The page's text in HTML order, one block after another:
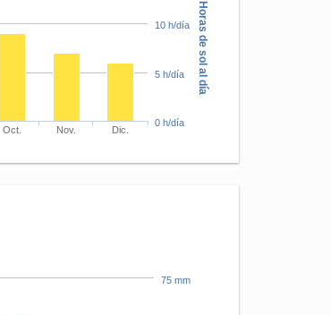
Horas de sol al día
Oct. Nov. Dic.
0 h/día
5 h/día
10 h/día
75 mm